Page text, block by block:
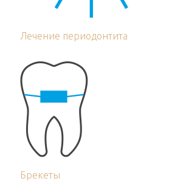
Лечение периодонтита
Брекеты